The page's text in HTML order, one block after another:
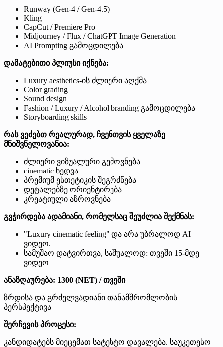
Runway (Gen-4 / Gen-4.5)
Kling
CapCut / Premiere Pro
Midjourney / Flux / ChatGPT Image Generation
AI Prompting გამოცდილება
დამატებითი პლიუსი იქნება:
Luxury aesthetics-ის ძლიერი აღქმა
Color grading
Sound design
Fashion / Luxury / Alcohol branding გამოცდილება
Storyboarding skills
რას ვეძებთ რეალურად, ჩვენთვის ყველაზე
მნიშვნელოვანია:
ძლიერი ვიზუალური გემოვნება
cinematic ხედვა
პრემიუმ ესთეტიკის შეგრძნება
დეტალებზე ორიენტირება
კრეატიული აზროვნება
გვჭირდება ადამიანი, რომელსაც შეუძლია შექმნას:
"Luxury cinematic feeling" და არა უბრალოდ AI
ვიდეო.
სამუშაო დატვირთვა, საშუალოდ: თვეში 15-მდე
ვიდეო
ანაზღაურება: 1300 (NET) / თვეში
ზრდისა და გრძელვადიანი თანამშრომლობის
პერსპექტივა
შერჩევის პროცესი:
კანდიდატებს მიეცემათ სატესტო დავალება. საუკეთესო